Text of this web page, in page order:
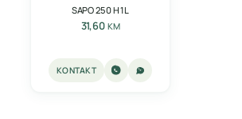
SAPO 250 H 1L
31,60 KM
KONTAKT